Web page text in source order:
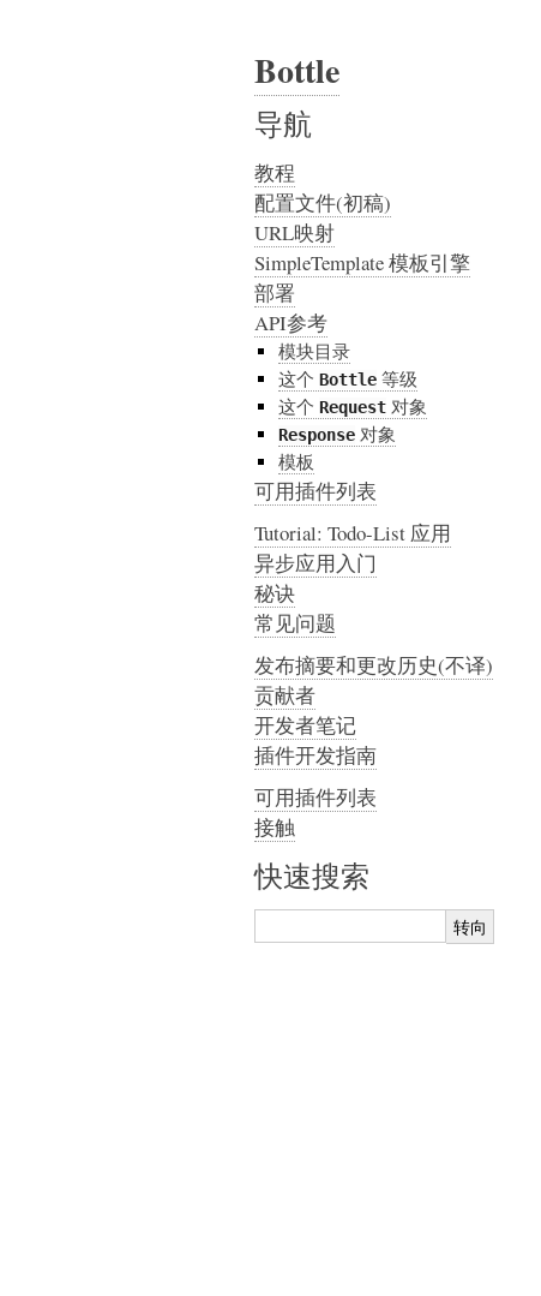
Bottle
导航
教程
配置文件(初稿)
URL映射
SimpleTemplate 模板引擎
部署
API参考
模块目录
这个 Bottle 等级
这个 Request 对象
Response 对象
模板
可用插件列表
Tutorial: Todo-List 应用
异步应用入门
秘诀
常见问题
发布摘要和更改历史(不译)
贡献者
开发者笔记
插件开发指南
可用插件列表
接触
快速搜索